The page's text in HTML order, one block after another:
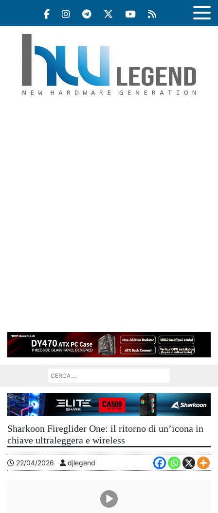
Sharkoon Fireglider One: il ritorno di un’icona in
chiave ultraleggera e wireless
22/04/2026 djlegend